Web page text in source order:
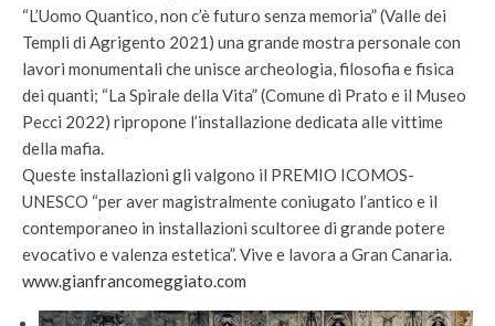
“L’Uomo Quantico, non c’è futuro senza memoria” (Valle dei
Templi di Agrigento 2021) una grande mostra personale con
lavori monumentali che unisce archeologia, filosofia e fisica
dei quanti; “La Spirale della Vita” (Comune di Prato e il Museo
Pecci 2022) ripropone l’installazione dedicata alle vittime
della mafia.
Queste installazioni gli valgono il PREMIO ICOMOS-
UNESCO “per aver magistralmente coniugato l’antico e il
contemporaneo in installazioni scultoree di grande potere
evocativo e valenza estetica”. Vive e lavora a Gran Canaria.
www.gianfrancomeggiato.com